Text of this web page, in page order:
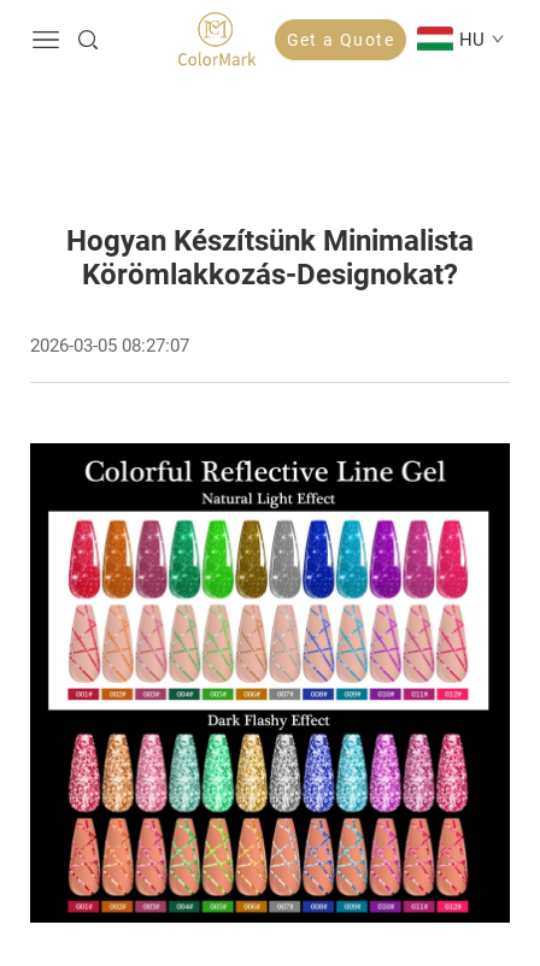
Get a Quote HU
Hogyan Készítsünk Minimalista
Körömlakkozás-Designokat?
2026-03-05 08:27:07